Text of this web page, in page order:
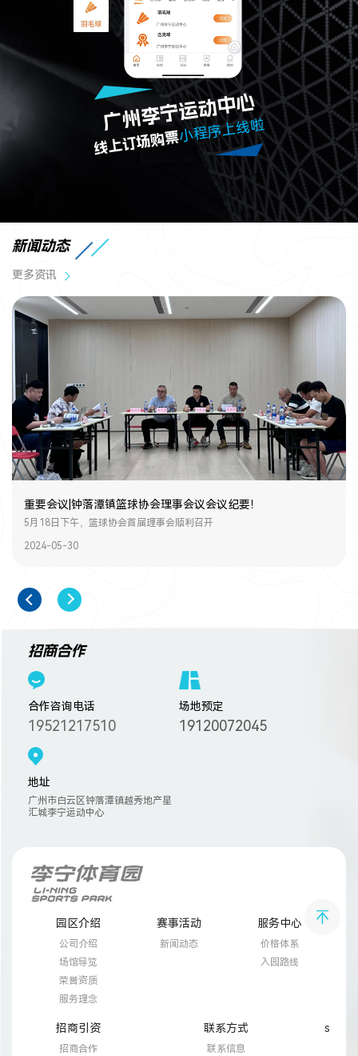
广州李宁运动中心
线上订场购票小程序上线啦
新闻动态
更多资讯
重要会议|钟落潭镇篮球协会理事会议会议纪要！
5月18日下午，篮球协会首届理事会顺利召开
2024-05-30
招商合作
合作咨询电话
19521217510
场地预定
19120072045
地址
广州市白云区钟落潭镇越秀地产星
汇城李宁运动中心
园区介绍
公司介绍
场馆导览
荣誉资质
服务理念
赛事活动
新闻动态
服务中心
价格体系
入园路线
招商引资
招商合作
联系方式
联系信息
s